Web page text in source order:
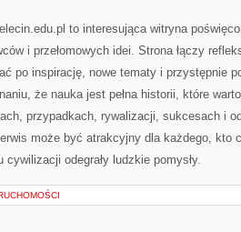
to interesująca witryna
i przełomowych idei. Strona łączy
po inspirację, nowe tematy i przystępnie
że nauka jest pełna historii, które
przypadkach, rywalizacji, sukcesach i
może być atrakcyjny dla każdego, kto
cywilizacji odegrały ludzkie pomysły.